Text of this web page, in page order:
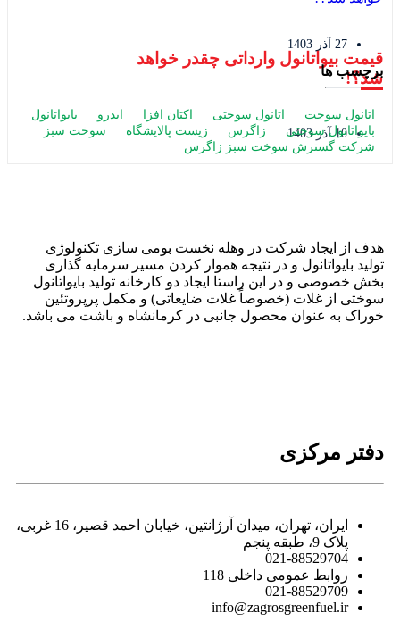
27 آذر 1403
قیمت بیواتانول وارداتی چقدر خواهد
شد؟!
10 آذر 1403
برچسب ها
اتانول سوخت اتانول سوختی اکتان افزا ایدرو
بایواتانول
بایواتانول سوختی
زاگرس زیست پالایشگاه
سوخت سبز
شرکت گسترش سوخت سبز زاگرس
هدف از ایجاد شرکت در وهله نخست بومی سازی تکنولوژی
تولید بایواتانول و در نتیجه هموار کردن مسیر سرمایه گذاری
بخش خصوصی و در این راستا ایجاد دو کارخانه تولید بایواتانول
سوختی از غلات (خصوصاً غلات ضایعاتی) و مکمل پرپروتئین
خوراک به عنوان محصول جانبی در کرمانشاه و باشت می باشد.
دفتر مرکزی
ایران، تهران، میدان آرژانتین، خیابان احمد قصیر، 16 غربی،
پلاک 9، طبقه پنجم
021-88529704
روابط عمومی داخلی 118
021-88529709
info@zagrosgreenfuel.ir​